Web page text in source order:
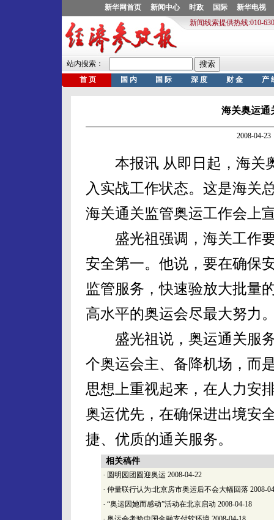
海关奥运通
2008-04-
本报讯 从即日起，海关
入实战工作状态。这是海关
海关通关监管奥运工作会上
盛光祖强调，海关工作要
安全第一。他说，要在确保
监管服务，快速验放大批量
高水平的奥运会尽最大努力
盛光祖说，奥运通关服务
个奥运会主、备降机场，而
思想上重视起来，在人力安
奥运优先，在确保进出境安
捷、优质的通关服务。
相关稿件
· 圆明园团圆迎奥运 2008-04-22
· 仲量联行认为:北京房市奥运后不会大幅回落 2008-
· “奥运因她而感动”活动在北京启动 2008-04-18